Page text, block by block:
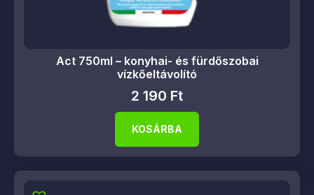
Act 750ml – konyhai- és fürdőszobai
vízkőeltávolító
2 190 Ft
KOSÁRBA